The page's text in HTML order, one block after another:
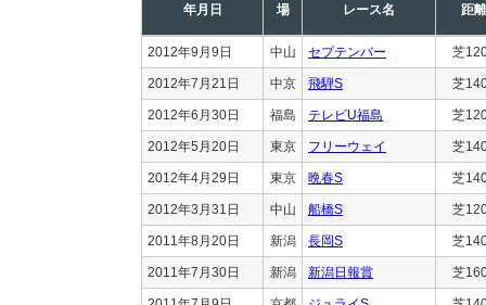
年月日 場 レース名 距離
2012年9月9日 中山 セプテンバー 芝
2012年7月21日 中京 飛騨S 芝
2012年6月30日 福島 テレビU福島 芝
2012年5月20日 東京 フリーウェイ 芝
2012年4月29日 東京 晩春S 芝
2012年3月31日 中山 船橋S 芝
2011年8月20日 新潟 長岡S 芝
2011年7月30日 新潟 新潟日報賞 芝